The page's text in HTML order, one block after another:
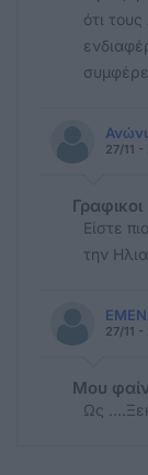
ότι
27/11 -
Γραφικοι
Είστε
την
27/11 -
Μου
Ως